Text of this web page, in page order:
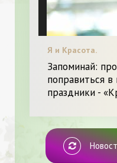
Я и Красота.
Запоминай:
поправиться в
праздники -